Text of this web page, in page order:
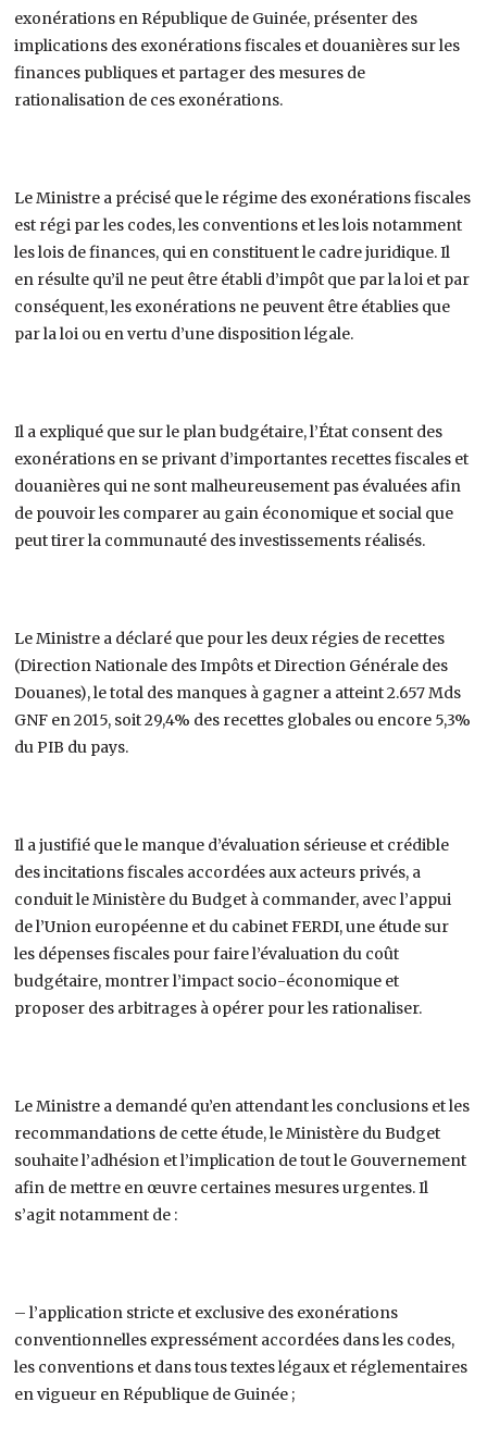
exonérations en République de Guinée, présenter des
implications des exonérations fiscales et douanières sur les
finances publiques et partager des mesures de
rationalisation de ces exonérations.
Le Ministre a précisé que le régime des exonérations fiscales
est régi par les codes, les conventions et les lois notamment
les lois de finances, qui en constituent le cadre juridique. Il
en résulte qu’il ne peut être établi d’impôt que par la loi et par
conséquent, les exonérations ne peuvent être établies que
par la loi ou en vertu d’une disposition légale.
Il a expliqué que sur le plan budgétaire, l’État consent des
exonérations en se privant d’importantes recettes fiscales et
douanières qui ne sont malheureusement pas évaluées afin
de pouvoir les comparer au gain économique et social que
peut tirer la communauté des investissements réalisés.
Le Ministre a déclaré que pour les deux régies de recettes
(Direction Nationale des Impôts et Direction Générale des
Douanes), le total des manques à gagner a atteint 2.657 Mds
GNF en 2015, soit 29,4% des recettes globales ou encore 5,3%
du PIB du pays.
Il a justifié que le manque d’évaluation sérieuse et crédible
des incitations fiscales accordées aux acteurs privés, a
conduit le Ministère du Budget à commander, avec l’appui
de l’Union européenne et du cabinet FERDI, une étude sur
les dépenses fiscales pour faire l’évaluation du coût
budgétaire, montrer l’impact socio-économique et
proposer des arbitrages à opérer pour les rationaliser.
Le Ministre a demandé qu’en attendant les conclusions et les
recommandations de cette étude, le Ministère du Budget
souhaite l’adhésion et l’implication de tout le Gouvernement
afin de mettre en œuvre certaines mesures urgentes. Il
s’agit notamment de :
– l’application stricte et exclusive des exonérations
conventionnelles expressément accordées dans les codes,
les conventions et dans tous textes légaux et réglementaires
en vigueur en République de Guinée ;